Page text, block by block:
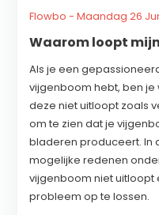
Flowbo - Maandag 26
Waarom loopt
Als je een
vijgenboom hebt, ben
deze niet uitloopt zoals
om te zien dat je
bladeren produceert. In
mogelijke redenen
vijgenboom niet uitloopt
probleem op te lossen.